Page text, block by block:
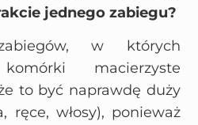
jednego zabiegu?
w których
macierzyste
to być naprawdę duży
ręce, włosy), ponieważ